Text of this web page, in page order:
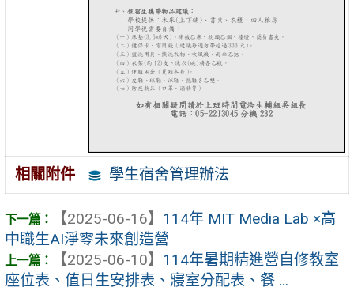
相關附件 學生宿舍管理辦法
【2025-06-16】 114年 MIT Media Lab ×高
中職生AI淨零未來創造營
【2025-06-10】 114年暑期精進營自修教室
座位表、值日生安排表、寢室分配表、餐 ...